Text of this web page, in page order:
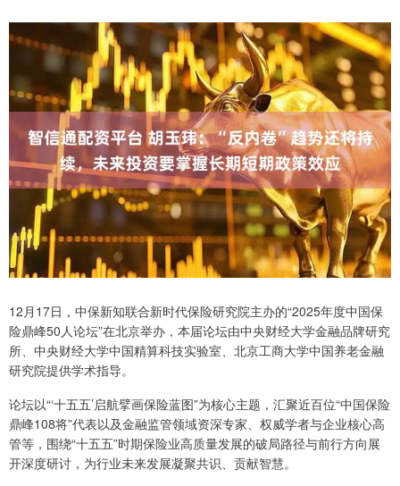
12月17日，中保新知联合新时代保险研究院主办的“2025年度中国保
险鼎峰50人论坛”在北京举办，本届论坛由中央财经大学金融品牌研究
所、中央财经大学中国精算科技实验室、北京工商大学中国养老金融
研究院提供学术指导。
论坛以“‘十五五’启航擘画保险蓝图”为核心主题，汇聚近百位“中国保险
鼎峰108将”代表以及金融监管领域资深专家、权威学者与企业核心高
管等，围绕“十五五”时期保险业高质量发展的破局路径与前行方向展
开深度研讨，为行业未来发展凝聚共识、贡献智慧。